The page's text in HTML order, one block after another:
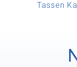
Tassen